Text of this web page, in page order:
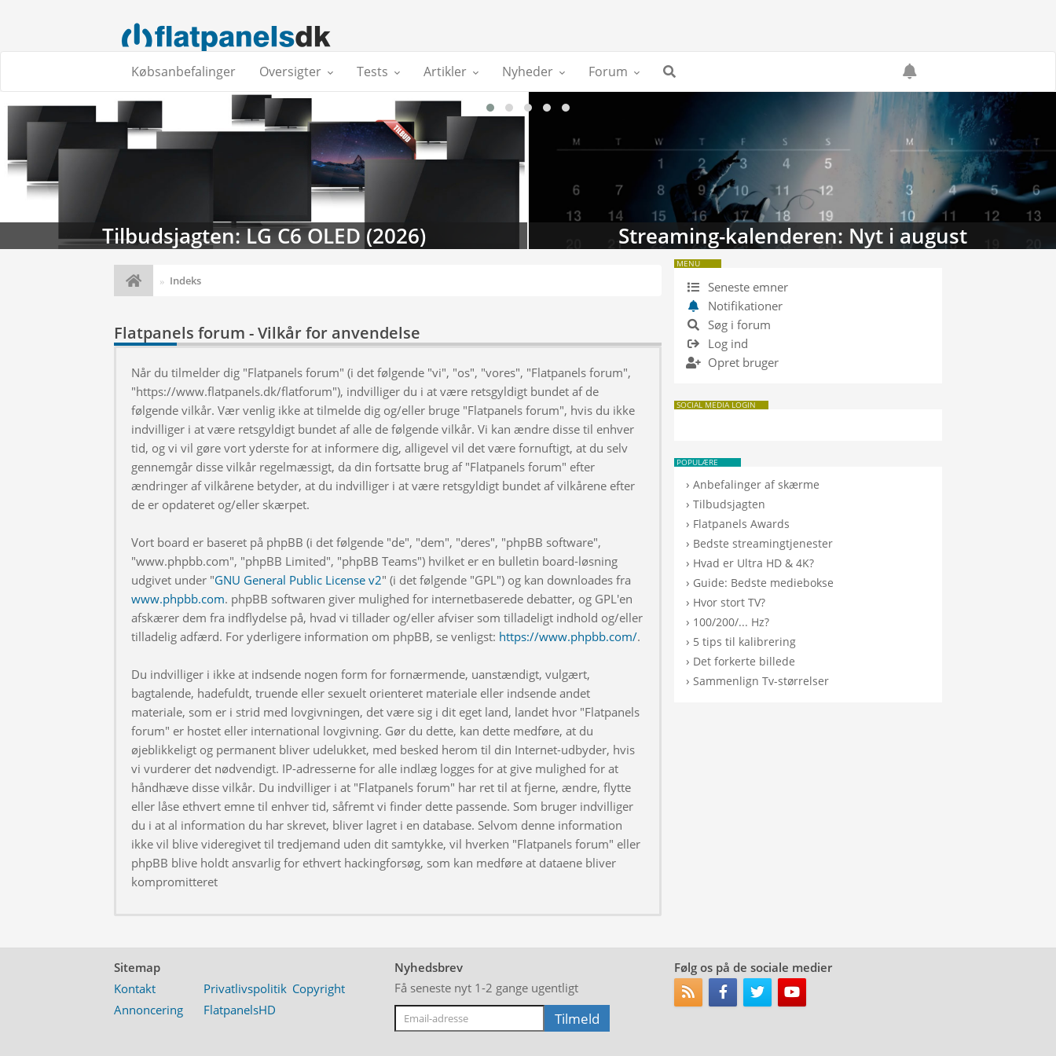
Købsanbefalinger Oversigter Tests Artikler Nyheder Forum
Tilbudsjagten: LG C6 OLED (2026) Streaming-kalenderen: Nyt i august
Indeks
Flatpanels forum - Vilkår for anvendelse
Når du tilmelder dig "Flatpanels forum" (i det følgende "vi", "os", "vores", "Flatpanels forum",
"https://www.flatpanels.dk/flatforum"), indvilliger du i at være retsgyldigt bundet af de
følgende vilkår. Vær venlig ikke at tilmelde dig og/eller bruge "Flatpanels forum", hvis du ikke
indvilliger i at være retsgyldigt bundet af alle de følgende vilkår. Vi kan ændre disse til enhver
tid, og vi vil gøre vort yderste for at informere dig, alligevel vil det være fornuftigt, at du selv
gennemgår disse vilkår regelmæssigt, da din fortsatte brug af "Flatpanels forum" efter
ændringer af vilkårene betyder, at du indvilliger i at være retsgyldigt bundet af vilkårene efter
de er opdateret og/eller skærpet.
Vort board er baseret på phpBB (i det følgende "de", "dem", "deres", "phpBB software",
"www.phpbb.com", "phpBB Limited", "phpBB Teams") hvilket er en bulletin board-løsning
udgivet under "GNU General Public License v2" (i det følgende "GPL") og kan downloades fra
www.phpbb.com. phpBB softwaren giver mulighed for internetbaserede debatter, og GPL'en
afskærer dem fra indflydelse på, hvad vi tillader og/eller afviser som tilladeligt indhold og/eller
tilladelig adfærd. For yderligere information om phpBB, se venligst: https://www.phpbb.com/.
Du indvilliger i ikke at indsende nogen form for fornærmende, uanstændigt, vulgært,
bagtalende, hadefuldt, truende eller sexuelt orienteret materiale eller indsende andet
materiale, som er i strid med lovgivningen, det være sig i dit eget land, landet hvor "Flatpanels
forum" er hostet eller international lovgivning. Gør du dette, kan dette medføre, at du
øjeblikkeligt og permanent bliver udelukket, med besked herom til din Internet-udbyder, hvis
vi vurderer det nødvendigt. IP-adresserne for alle indlæg logges for at give mulighed for at
håndhæve disse vilkår. Du indvilliger i at "Flatpanels forum" har ret til at fjerne, ændre, flytte
eller låse ethvert emne til enhver tid, såfremt vi finder dette passende. Som bruger indvilliger
du i at al information du har skrevet, bliver lagret i en database. Selvom denne information
ikke vil blive videregivet til tredjemand uden dit samtykke, vil hverken "Flatpanels forum" eller
phpBB blive holdt ansvarlig for ethvert hackingforsøg, som kan medføre at dataene bliver
kompromitteret
MENU
Seneste emner
Notifikationer
Søg i forum
Log ind
Opret bruger
SOCIAL MEDIA LOGIN
POPULÆRE
›Anbefalinger af skærme
›Tilbudsjagten
› Flatpanels Awards
› Bedste streamingtjenester
› Hvad er Ultra HD & 4K?
› Guide: Bedste mediebokse
› Hvor stort TV?
› 100/200/... Hz?
› 5 tips til kalibrering
› Det forkerte billede
›Sammenlign Tv-størrelser
Sitemap
Kontakt
Privatlivspolitik Copyright
Annoncering
FlatpanelsHD
Nyhedsbrev
Få seneste nyt 1-2 gange ugentligt
Følg os på de sociale medier